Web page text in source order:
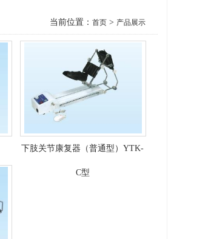
当前位置： 首页 > 产品展示
下肢关节康复器（普通型）YTK-
C型